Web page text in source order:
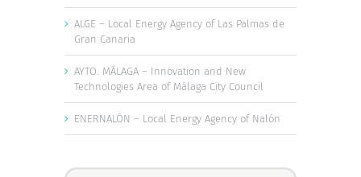
ALGE – Local Energy Agency of Las Palmas de
Gran Canaria
AYTO. MÁLAGA – Innovation and New
Technologies Area of Málaga City Council
ENERNALÓN – Local Energy Agency of Nalón